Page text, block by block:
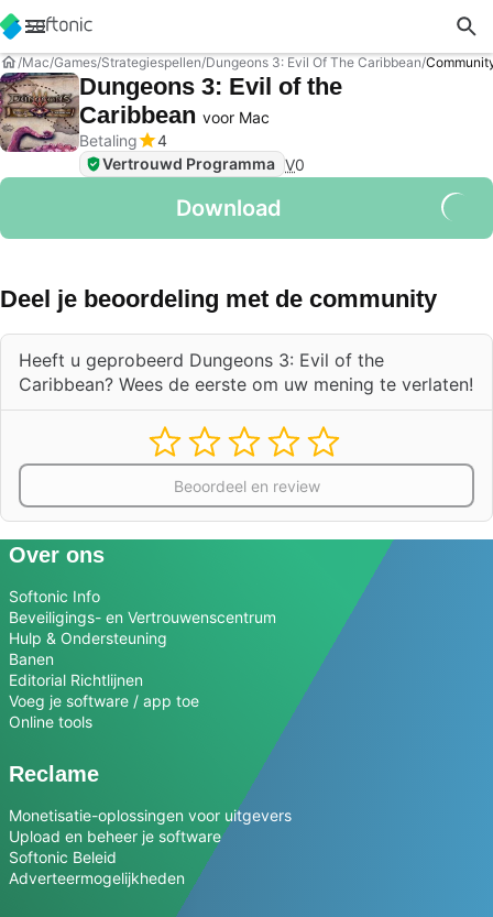
Mac Games Strategiespellen Dungeons 3: Evil Of The Caribbean
Dungeons 3: Evil of the
Caribbean voor Mac
Betaling
4
Vertrouwd Programma V0
Download
Deel je beoordeling met de community
Heeft u geprobeerd Dungeons 3: Evil of the
Caribbean? Wees de eerste om uw mening te verlaten!
Beoordeel en review
Over ons
Softonic Info
Beveiligings- en Vertrouwenscentrum
Hulp & Ondersteuning
Banen
Editorial Richtlijnen
Voeg je software / app toe
Online tools
Reclame
Monetisatie-oplossingen voor uitgevers
Upload en beheer je software
Softonic Beleid
Adverteermogelijkheden